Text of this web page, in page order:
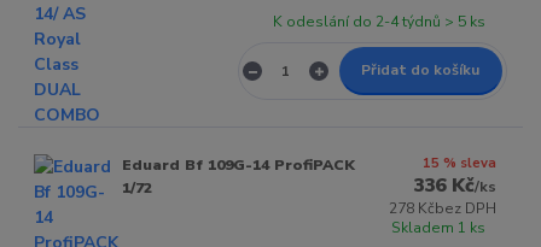
K odeslání do 2-4 týdnů > 5 ks
Přidat do košíku
Eduard Bf 109G-14 ProfiPACK
1/72
15 % sleva
336 Kč/ks
278 Kčbez DPH
Skladem 1 ks